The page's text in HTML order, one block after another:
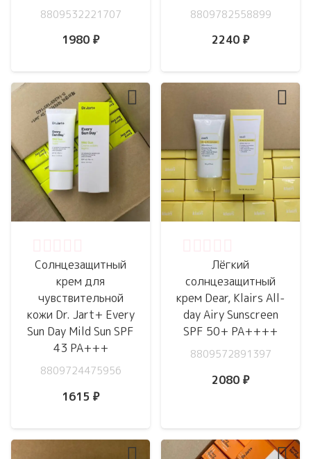
8809532221707
1980 ₽
8809782558899
2240 ₽
Солнцезащитный
крем для
чувствительной
кожи Dr. Jart+ Every
Sun Day Mild Sun SPF
43 PA+++
8809724475956
1615 ₽
Лёгкий
солнцезащитный
крем Dear, Klairs All-
day Airy Sunscreen
SPF 50+ PA++++
8809572891397
2080 ₽